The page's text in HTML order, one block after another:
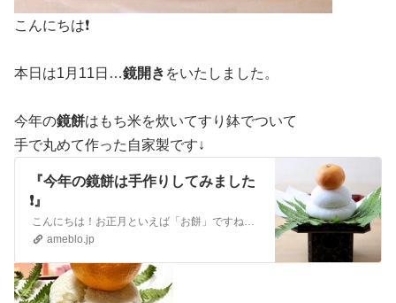
こんにちは❗️
本日は1月11日…鏡開き をいたしました。
今年の鏡餅はもち米を炊いてすり鉢でついて
手で丸めて作った自家製です↓
『今年の鏡餅は手作りしてみました
❗️』
こんにちは！お正月といえば「お餅」ですね。最近は、パック入りの切り餅や鏡餅があるので忙しい人に便利な世の中になりました。昔は年末になるとご近所さんが集まって…
ameblo.jp